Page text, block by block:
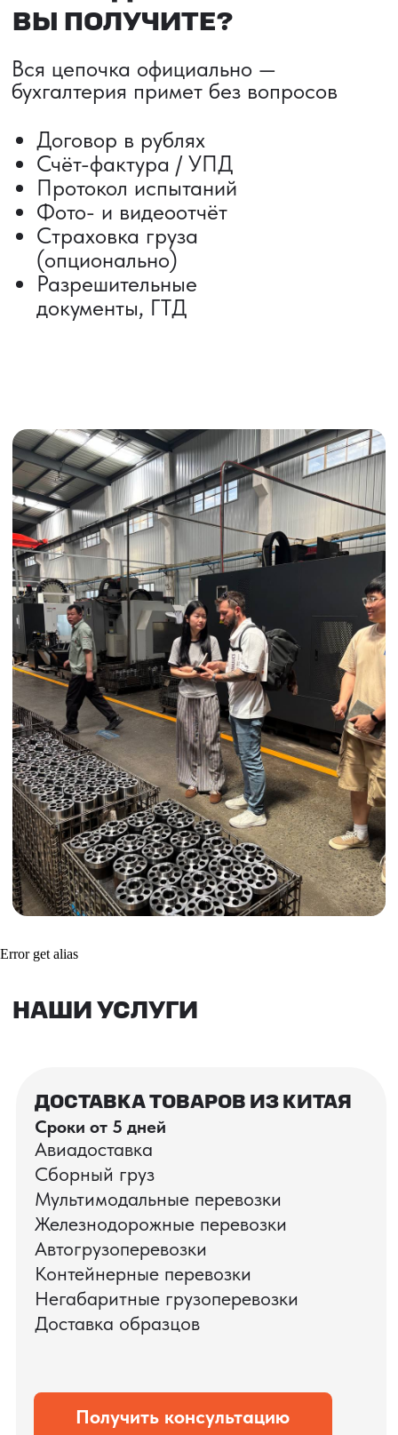
Error get alias
ВЫКУП ТОВАРОВ ИЗ КИТАЯ
Выкуп от 1 000 000 ₽
ИНДИВИДУАЛЬНЫЕ УСЛУГИ
Выгодные условия
Сертификация грузов
Консолидация грузов
Сопровождение грузов
Таможенное оформление
Страхование груза
Временное хранение
Организация производства
Проверка качества товара
Оплата и переговоры
с поставщиком
Инспекция поставщика
Товары для маркетплейсов
Получить консультацию
Получить консультацию
Авиадоставка
Мультимодальные перевозки
Железнодорожные перевозки
Автогрузоперевозки
Негабаритные грузоперевозки
Доставка образцов
Получить консультацию
Фотографии и видео-отчеты
проверок товаров, работы склада,
в РФ
смотрите в нашем Telegram-канале
ВАШЕГО АГРЕГАТА
ДО ОПЛАТЫ?